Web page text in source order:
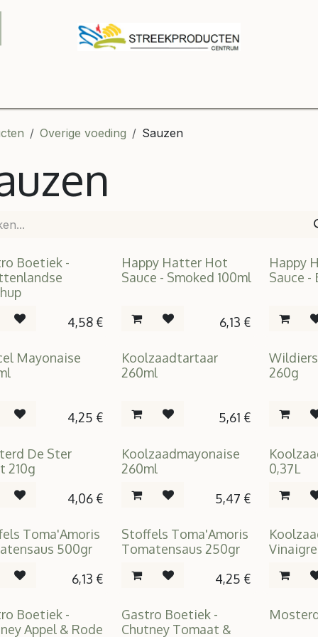
Overige voeding Sauzen
Boetiek -
4,58€
Happy Hatter Hot
Sauce - Smoked 100ml
6,13 €
Happy
Sauce -
Mayonaise
4,25 €
Koolzaadtartaar
260ml
5,61 €
260g
De Ster
210g
4,06€
Koolzaadmayonaise
260ml
5,47 €
0,37L
Toma'Amoris
500gr
6,13 €
Stoffels Toma'Amoris
Tomatensaus 250gr
4,25 €
Boetiek -
Appel & Rode
Gastro Boetiek -
Chutney Tomaat &